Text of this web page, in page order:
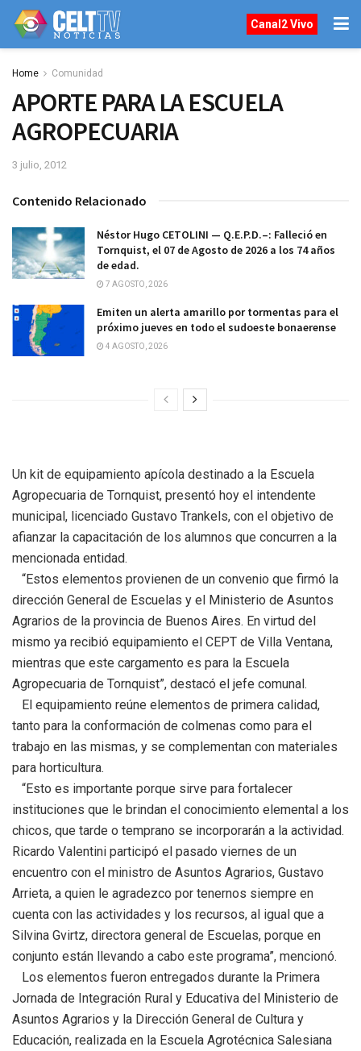
Canal2 Vivo
Home Comunidad
APORTE PARA LA ESCUELA
AGROPECUARIA
3 julio, 2012
Contenido Relacionado
Néstor Hugo CETOLINI — Q.E.P.D.–: Falleció en
Tornquist, el 07 de Agosto de 2026 a los 74 años
de edad.
7 AGOSTO, 2026
Emiten un alerta amarillo por tormentas para el
próximo jueves en todo el sudoeste bonaerense
4 AGOSTO, 2026
Un kit de equipamiento apícola destinado a la Escuela
Agropecuaria de Tornquist, presentó hoy el intendente
municipal, licenciado Gustavo Trankels, con el objetivo de
afianzar la capacitación de los alumnos que concurren a la
mencionada entidad.
“Estos elementos provienen de un convenio que firmó la
dirección General de Escuelas y el Ministerio de Asuntos
Agrarios de la provincia de Buenos Aires. En virtud del
mismo ya recibió equipamiento el CEPT de Villa Ventana,
mientras que este cargamento es para la Escuela
Agropecuaria de Tornquist”, destacó el jefe comunal.
El equipamiento reúne elementos de primera calidad,
tanto para la conformación de colmenas como para el
trabajo en las mismas, y se complementan con materiales
para horticultura.
“Esto es importante porque sirve para fortalecer
instituciones que le brindan el conocimiento elemental a los
chicos, que tarde o temprano se incorporarán a la actividad.
Ricardo Valentini participó el pasado viernes de un
encuentro con el ministro de Asuntos Agrarios, Gustavo
Arrieta, a quien le agradezco por tenernos siempre en
cuenta con las actividades y los recursos, al igual que a
Silvina Gvirtz, directora general de Escuelas, porque en
conjunto están llevando a cabo este programa”, mencionó.
Los elementos fueron entregados durante la Primera
Jornada de Integración Rural y Educativa del Ministerio de
Asuntos Agrarios y la Dirección General de Cultura y
Educación, realizada en la Escuela Agrotécnica Salesiana